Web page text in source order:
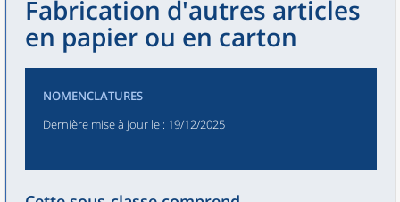
Fabrication d'autres articles
en papier ou en carton
NOMENCLATURES
Dernière mise à jour le : 19/12/2025